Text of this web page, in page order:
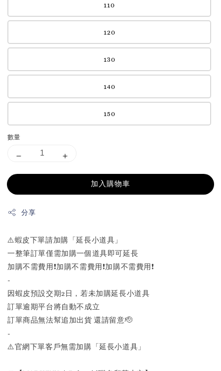
110
120
130
140
150
數量
加入購物車
分享
⚠️蝦皮下單請加購「延長小道具」
一整筆訂單僅需加購一個道具即可延長
加購不需費用❗️加購不需費用❗️加購不需費用❗️
-
因蝦皮預設交期2日，若未加購延長小道具
訂單逾期平台將自動不成立
訂單商品無法幫追加出貨 還請留意🫡
-
⚠️官網下單客戶無需加購「延長小道具」